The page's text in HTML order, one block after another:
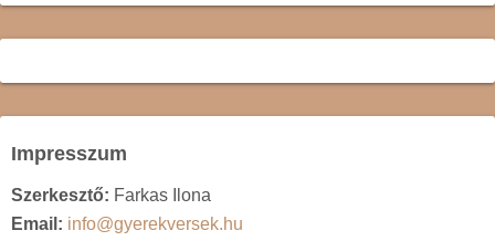
Impresszum
Szerkesztő: Farkas Ilona
Email: info@gyerekversek.hu